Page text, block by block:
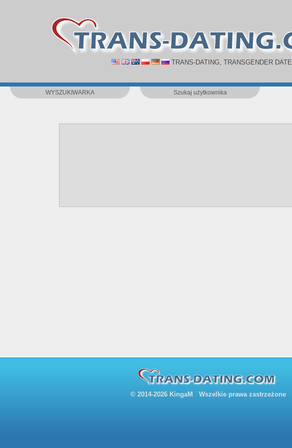
TRANS-DATING, TRANSGENDER DATE
WYSZUKIWARKA Szukaj użytkownika
© 2014-2026 KingaM Wszelkie prawa zastrzeżone